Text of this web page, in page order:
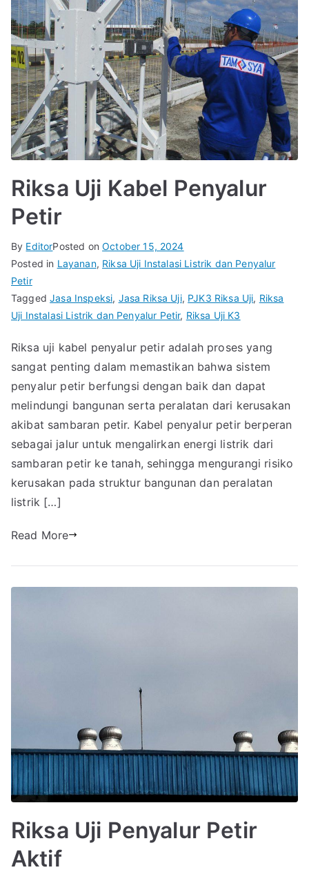
Riksa Uji Kabel Penyalur
Petir
By EditorPosted onOctober 15, 2024
Posted in Layanan, Riksa Uji Instalasi Listrik dan Penyalur
Petir
TaggedJasa Inspeksi, Jasa Riksa Uji, PJK3 Riksa Uji, Riksa
Uji Instalasi Listrik dan Penyalur Petir, Riksa Uji K3
Riksa uji kabel penyalur petir adalah proses yang
sangat penting dalam memastikan bahwa sistem
penyalur petir berfungsi dengan baik dan dapat
melindungi bangunan serta peralatan dari kerusakan
akibat sambaran petir. Kabel penyalur petir berperan
sebagai jalur untuk mengalirkan energi listrik dari
sambaran petir ke tanah, sehingga mengurangi risiko
kerusakan pada struktur bangunan dan peralatan
listrik […]
Read More
Riksa Uji Penyalur Petir
Aktif